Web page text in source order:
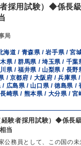
採用試験）◆係長
局
海道 / 青森県 / 岩手県 / 宮
県 / 群馬県 / 埼玉県 / 千葉
県 / 福井県 / 山梨県 / 長野
/ 京都府 / 大阪府 / 兵庫県
広島県 / 山口県 / 徳島県 /
崎県 / 熊本県 / 大分県 / 宮
経験者採用試験）◆係長
当
公務員として、この国の